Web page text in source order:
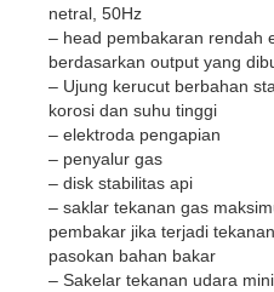
netral, 50Hz
– head pembakaran rendah
berdasarkan output yang
– Ujung kerucut berbahan
korosi dan suhu tinggi
– elektroda pengapian
– penyalur gas
– disk stabilitas api
– saklar tekanan gas
pembakar jika terjadi
pasokan bahan bakar
– Sakelar tekanan udara